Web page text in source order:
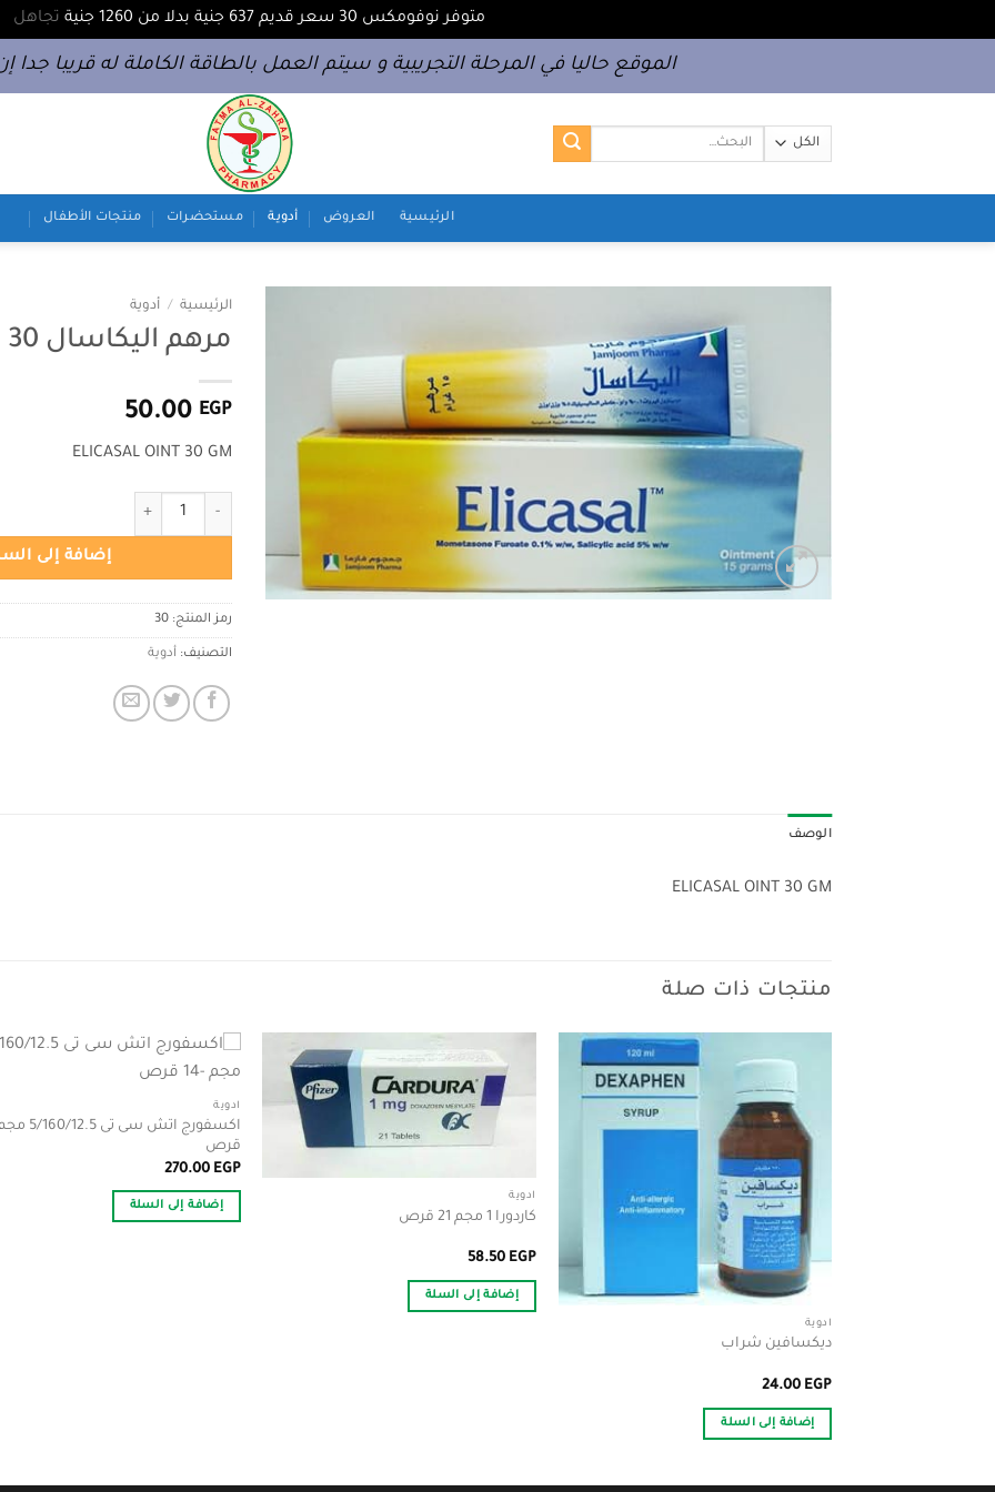
متوفر نوفومكس 30 سعر قديم 637 جنية بدلا من 1260 جنية
تجاهل
الموقع حاليا في المرحلة التجريبية و سيتم العمل بالطاقة الكاملة له قريبا جدا
البحث
الرئيسية العروض أدوية مستحضرات منتجات الأطفال
الرئيسية / أدوية
مرهم اليكاسال 30 جم
50.00 EGP
ELICASAL OINT 30 GM
كمية مرهم اليكاسال 30 جم
إضافة إلى
رمز المنتج: 30
التصنيف: أدوية
الوصف
ELICASAL OINT 30 GM
منتجات ذات صلة
أدوية
ديكسافين شراب
24.00 EGP
إضافة إلى السلة
أدوية
كاردورا 1 مجم 21 قرص
58.50 EGP
إضافة إلى السلة
أدوية
قرص
270.00 EGP
إضافة إلى السلة